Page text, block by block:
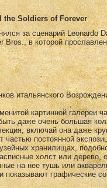
the Soldiers of Forever
за сценарий
Bros., в которой
итальянского
картинной галереи
даже очень большая
включай она даже
частью постоянной
хранилищах,
холст или дерево,
на нее тушь или
показывают графические